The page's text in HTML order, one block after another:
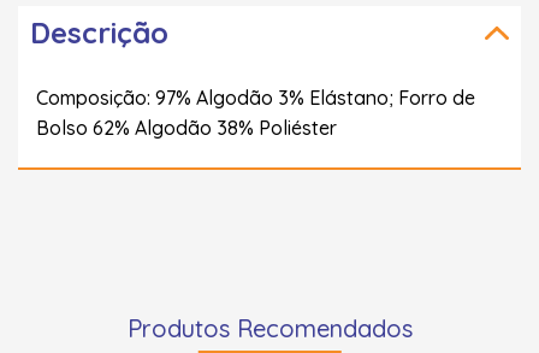
Descrição
Composição: 97% Algodão 3% Elástano; Forro de
Bolso 62% Algodão 38% Poliéster
Produtos Recomendados